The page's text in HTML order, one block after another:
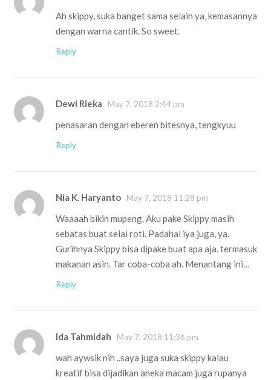
Ah skippy, suka banget sama selain ya, kemasannya
dengan warna cantik. So sweet.
Reply
Dewi Rieka May 7, 2018 2:44 pm
penasaran dengan eberen bitesnya, tengkyuu
Reply
Nia K. Haryanto May 7, 2018 11:28 pm
Waaaah bikin mupeng. Aku pake Skippy masih
sebatas buat selai roti. Padahal iya juga, ya.
Gurihnya Skippy bisa dipake buat apa aja. termasuk
makanan asin. Tar coba-coba ah. Menantang ini…
Reply
Ida Tahmidah May 7, 2018 11:36 pm
wah aywsik nih ..saya juga suka skippy kalau
kreatif bisa dijadikan aneka macam juga rupanya